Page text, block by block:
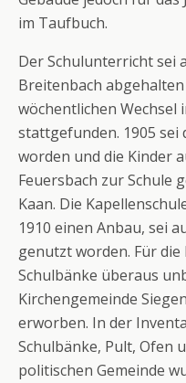
im Taufbuch.
Der Schulunterricht sei
Breitenbach
wöchentlichen
stattgefunden. 1905 sei
worden und die Kinder
Feuersbach zur Schule
Kaan. Die
1910 einen Anbau, sei
genutzt worden. Für die
Schulbänke überaus
Kirchengemeinde
erworben. In der
Schulbänke, Pult, Ofen
politischen Gemeinde